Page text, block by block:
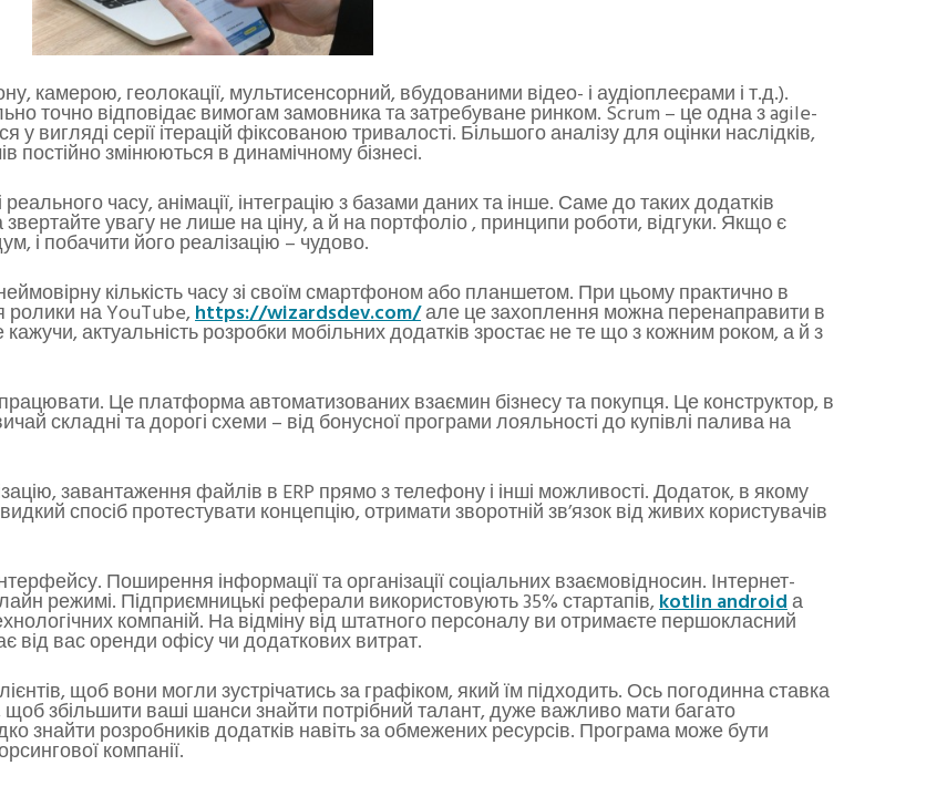
камерою, геолокації, мультисенсорний, вбудованими відео- і аудіоплеєрами і т.д.).
точно відповідає вимогам замовника та затребуване ринком. Scrum – це одна з agile-
у вигляді серії ітерацій фіксованою тривалості. Більшого аналізу для оцінки наслідків,
постійно змінюються в динамічному бізнесі.
часу, анімації, інтеграцію з базами даних та інше. Саме до таких додатків
увагу не лише на ціну, а й на портфоліо , принципи роботи, відгуки. Якщо є
і побачити його реалізацію – чудово.
кількість часу зі своїм смартфоном або планшетом. При цьому практично в
ролики на YouTube,https://wizardsdev.com/але це захоплення можна перенаправити в
актуальність розробки мобільних додатків зростає не те що з кожним роком, а й з
Це платформа автоматизованих взаємин бізнесу та покупця. Це конструктор, в
складні та дорогі схеми – від бонусної програми лояльності до купівлі палива на
завантаження файлів в ERP прямо з телефону і інші можливості. Додаток, в якому
спосіб протестувати концепцію, отримати зворотній зв’язок від живих користувачів
Поширення інформації та організації соціальних взаємовідносин. Інтернет-
режимі. Підприємницькі реферали використовують 35% стартапів,kotlin androidа
компаній. На відміну від штатного персоналу ви отримаєте першокласний
від вас оренди офісу чи додаткових витрат.
щоб вони могли зустрічатись за графіком, який їм підходить. Ось погодинна ставка
збільшити ваші шанси знайти потрібний талант, дуже важливо мати багато
знайти розробників додатків навіть за обмежених ресурсів. Програма може бути
компанії.